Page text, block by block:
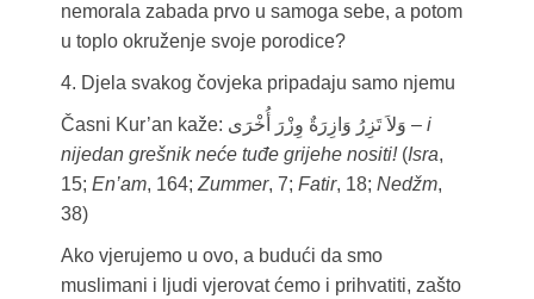
nemorala zabada prvo u samoga sebe, a potom
u toplo okruženje svoje porodice?
4. Djela svakog čovjeka pripadaju samo njemu
Časni Kur’an kaže: وَلاَ تَزِرُ وَازِرَةٌ وِزْرَ أُخْرَى – i
nijedan grešnik neće tuđe grijehe nositi!(Isra,
15; En’am, 164; Zummer, 7; Fatir, 18; Nedžm,
38)
Ako vjerujemo u ovo, a budući da smo
muslimani i ljudi vjerovat ćemo i prihvatiti, zašto